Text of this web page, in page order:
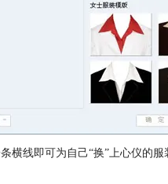
横线即可为自己“换”上心仪的